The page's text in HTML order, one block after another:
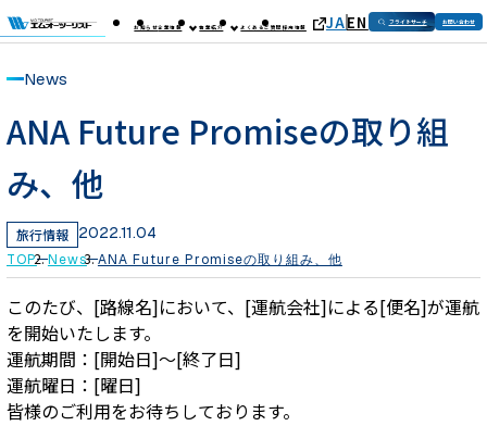
お知らせ企業情報 事業紹介 よくあるご質問採用情報 JAEN フライトサーチ お問い合わせ
News
ANA Future Promiseの取り組
み、他
旅行情報 2022.11.04
TOP News ANA Future Promiseの取り組み、他
このたび、[路線名]において、[運航会社]による[便名]が運航
を開始いたします。
運航期間：[開始日]～[終了日]
運航曜日：[曜日]
皆様のご利用をお待ちしております。